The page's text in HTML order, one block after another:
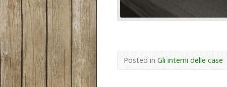
Posted inGli interni delle case